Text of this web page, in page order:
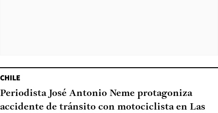
CHILE
Periodista José Antonio Neme protagoniza
accidente de tránsito con motociclista en Las